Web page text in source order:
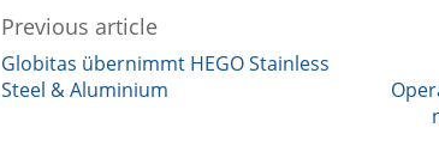
Previous article
Globitas übernimmt HEGO Stainless
Steel & Aluminium